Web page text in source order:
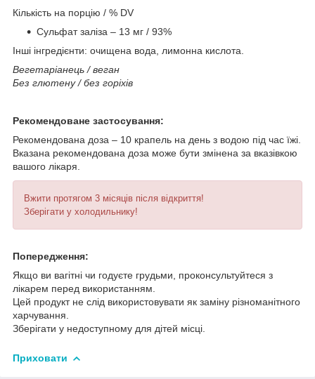
Кількість на порцію / % DV
Сульфат заліза – 13 мг / 93%
Інші інгредієнти: очищена вода, лимонна кислота.
Вегетаріанець / веган
Без глютену / без горіхів
Рекомендоване застосування:
Рекомендована доза – 10 крапель на день з водою під час їжі.
Вказана рекомендована доза може бути змінена за вказівкою
вашого лікаря.
Вжити протягом 3 місяців після відкриття!
Зберігати у холодильнику!
Попередження:
Якщо ви вагітні чи годуєте грудьми, проконсультуйтеся з
лікарем перед використанням.
Цей продукт не слід використовувати як заміну різноманітного
харчування.
Зберігати у недоступному для дітей місці.
Приховати